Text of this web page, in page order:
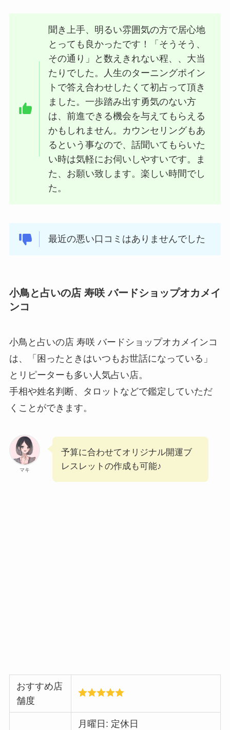
聞き上手、明るい雰囲気の方で居心地
とっても良かったです！「そうそう、
その通り」と数えきれない程、、大当
たりでした。人生のターニングポイン
トで答え合わせしたくて初占って頂き
ました。一歩踏み出す勇気のない方
は、前進できる機会を与えてもらえる
かもしれません。カウンセリングもあ
るという事なので、話聞いてもらいた
い時は気軽にお伺いしやすいです。ま
た、お願い致します。楽しい時間でし
た。
最近の悪い口コミはありませんでした
小鳥と占いの店 寿咲 バードショップオカメイ
ンコ
小鳥と占いの店 寿咲 バードショップオカメインコ
は、「困ったときはいつもお世話になっている」
とリピーターも多い人気占い店。
手相や姓名判断、タロットなどで鑑定していただ
くことができます。
マキ
予算に合わせてオリジナル開運ブ
レスレットの作成も可能♪
おすすめ店
舗度
月曜日: 定休日